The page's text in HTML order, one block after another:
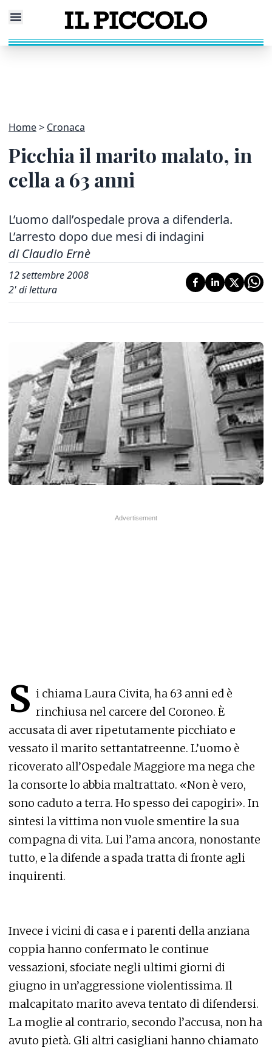
Home Cronaca
Picchia il marito malato, in
cella a 63 anni
L’uomo dall’ospedale prova a difenderla.
L’arresto dopo due mesi di indagini
di Claudio Ernè
12 settembre 2008
2' di lettura
S i chiama Laura Civita, ha 63 anni ed è
rinchiusa nel carcere del Coroneo. È
accusata di aver ripetutamente picchiato e
vessato il marito settantatreenne. L’uomo è
ricoverato all’Ospedale Maggiore ma nega che
la consorte lo abbia maltrattato. «Non è vero,
sono caduto a terra. Ho spesso dei capogiri». In
sintesi la vittima non vuole smentire la sua
compagna di vita. Lui l’ama ancora, nonostante
tutto, e la difende a spada tratta di fronte agli
inquirenti.
Invece i vicini di casa e i parenti della anziana
coppia hanno confermato le continue
vessazioni, sfociate negli ultimi giorni di
giugno in un’aggressione violentissima. Il
malcapitato marito aveva tentato di difendersi.
La moglie al contrario, secondo l’accusa, non ha
avuto pietà. Gli altri casigliani hanno chiamato